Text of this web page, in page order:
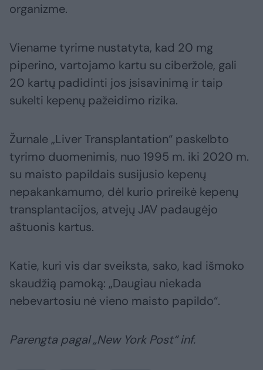
organizme.
Viename tyrime nustatyta, kad 20 mg
piperino, vartojamo kartu su ciberžole, gali
20 kartų padidinti jos įsisavinimą ir taip
sukelti kepenų pažeidimo rizika.
Žurnale „Liver Transplantation“ paskelbto
tyrimo duomenimis, nuo 1995 m. iki 2020 m.
su maisto papildais susijusio kepenų
nepakankamumo, dėl kurio prireikė kepenų
transplantacijos, atvejų JAV padaugėjo
aštuonis kartus.
Katie, kuri vis dar sveiksta, sako, kad išmoko
skaudžią pamoką: „Daugiau niekada
nebevartosiu nė vieno maisto papildo“.
Parengta pagal „New York Post“ inf.